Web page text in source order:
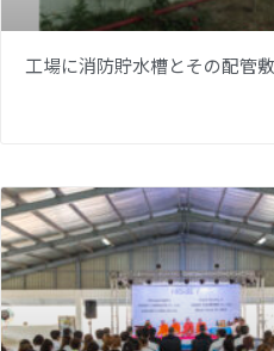
工場に消防貯水槽とその配管